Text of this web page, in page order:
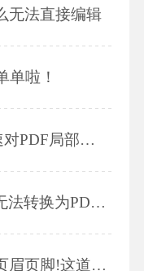
无法直接编辑
单啦！
，值得收藏哦！
下教程，轻松秒杀！
脚!这道题我会!